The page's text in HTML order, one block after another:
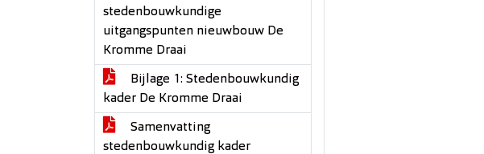
stedenbouwkundige
uitgangspunten nieuwbouw De
Kromme Draai
Bijlage 1: Stedenbouwkundig
kader De Kromme Draai
Samenvatting
stedenbouwkundig kader